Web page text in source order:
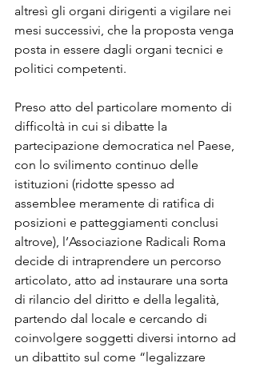
altresì gli organi dirigenti a vigilare nei
mesi successivi, che la proposta venga
posta in essere dagli organi tecnici e
politici competenti.
Preso atto del particolare momento di
difficoltà in cui si dibatte la
partecipazione democratica nel Paese,
con lo svilimento continuo delle
istituzioni (ridotte spesso ad
assemblee meramente di ratifica di
posizioni e patteggiamenti conclusi
altrove), l’Associazione Radicali Roma
decide di intraprendere un percorso
articolato, atto ad instaurare una sorta
di rilancio del diritto e della legalità,
partendo dal locale e cercando di
coinvolgere soggetti diversi intorno ad
un dibattito sul come “legalizzare